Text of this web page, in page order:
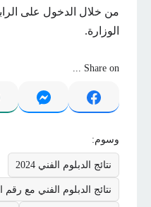
من خلال الدخول على
الوزارة.
Share on ...
وسوم:
نتائج الدبلوم الفني 2024
نتائج الدبلوم الفني مع